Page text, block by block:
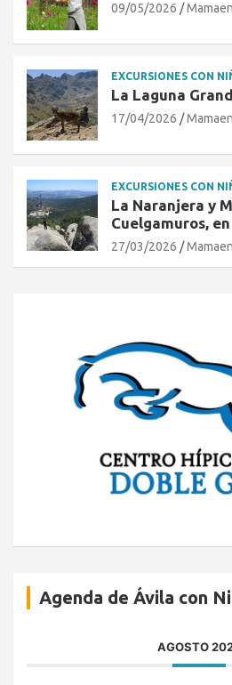
09/05/2026
EXCURSIONES CON
La Laguna
17/04/2026
EXCURSIONES CON
La Naranjera y
Cuelgamuros,
27/03/2026
Agenda de Ávila con
AGOSTO